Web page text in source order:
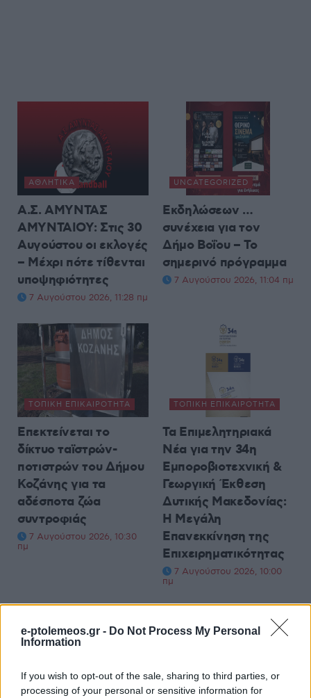
e-ptolemeos.gr - Do Not Process My Personal
Information
If you wish to opt-out of the sale, sharing to third parties, or
processing of your personal or sensitive information for
ΑΘΛΗΤΙΚΆ
Α.Σ. ΑΜΥΝΤΑΣ
ΑΜΥΝΤΑΙΟΥ: Στις 30
Αυγούστου οι εκλογές
– Μέχρι πότε τίθενται
υποψηφιότητες
7 Αυγούστου 2026, 11:28 πμ
UNCATEGORIZED
Εκδηλώσεων …
συνέχεια για τον
Δήμο Βοΐου – Το
σημερινό πρόγραμμα
7 Αυγούστου 2026, 11:04 πμ
ΤΟΠΙΚΉ ΕΠΙΚΑΙΡΌΤΗΤΑ
Επεκτείνεται το
δίκτυο ταϊστρών-
ποτιστρών του Δήμου
Κοζάνης για τα
αδέσποτα ζώα
συντροφιάς
7 Αυγούστου 2026, 10:30
πμ
ΤΟΠΙΚΉ ΕΠΙΚΑΙΡΌΤΗΤΑ
Τα Επιμελητηριακά
Νέα για την 34η
Εμποροβιοτεχνική &
Γεωργική Έκθεση
Δυτικής Μακεδονίας:
Η Μεγάλη
Επανεκκίνηση της
Επιχειρηματικότητας
7 Αυγούστου 2026, 10:00
πμ
ΑΓΡΟΤΙΚΆ ΤΟΠΙΚΉ ΕΠΙΚΑΙΡΌΤΗΤΑ